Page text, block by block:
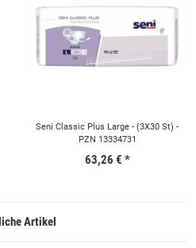
Seni Classic Plus Large - (3X30 St) -
PZN 13334731
63,26 € *
Artikel